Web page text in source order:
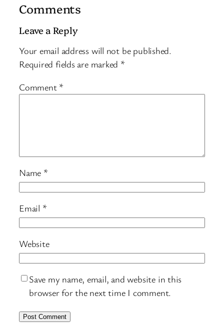
Comments
Leave a Reply
Your email address will not be published.
Required fields are marked *
Comment *
Name *
Email *
Website
Save my name, email, and website in this
browser for the next time I comment.